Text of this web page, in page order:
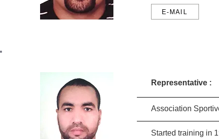
E-MAIL
Representative :
Association
Started training in